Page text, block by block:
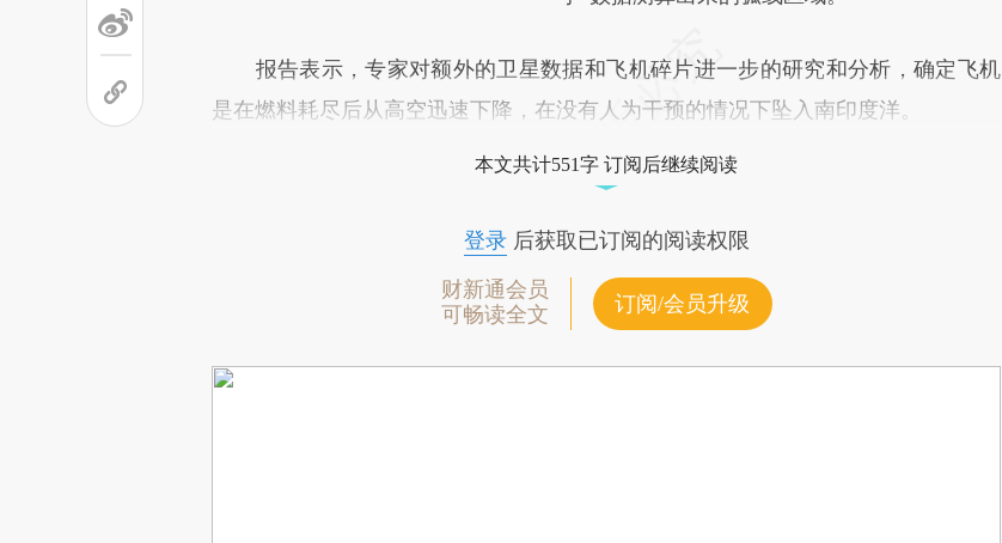
报告表示，专家对额外的卫星数据和飞机碎片进一步的研究和分析，确定飞机
是在燃料耗尽后从高空迅速下降，在没有人为干预的情况下坠入南印度洋。
本文共计551字 订阅后继续阅读
登录后获取已订阅的阅读权限
财新通会员
可畅读全文
订阅/会员升级